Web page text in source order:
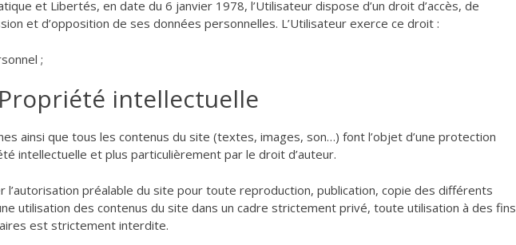
et Libertés, en date du 6 janvier 1978, l’Utilisateur dispose d’un droit d’accès, de
et d’opposition de ses données personnelles. L’Utilisateur exerce ce droit :
;
Propriété intellectuelle
ainsi que tous les contenus du site (textes, images, son…) font l’objet d’une protection
intellectuelle et plus particulièrement par le droit d’auteur.
l’autorisation préalable du site pour toute reproduction, publication, copie des différents
utilisation des contenus du site dans un cadre strictement privé, toute utilisation à des fins
est strictement interdite.